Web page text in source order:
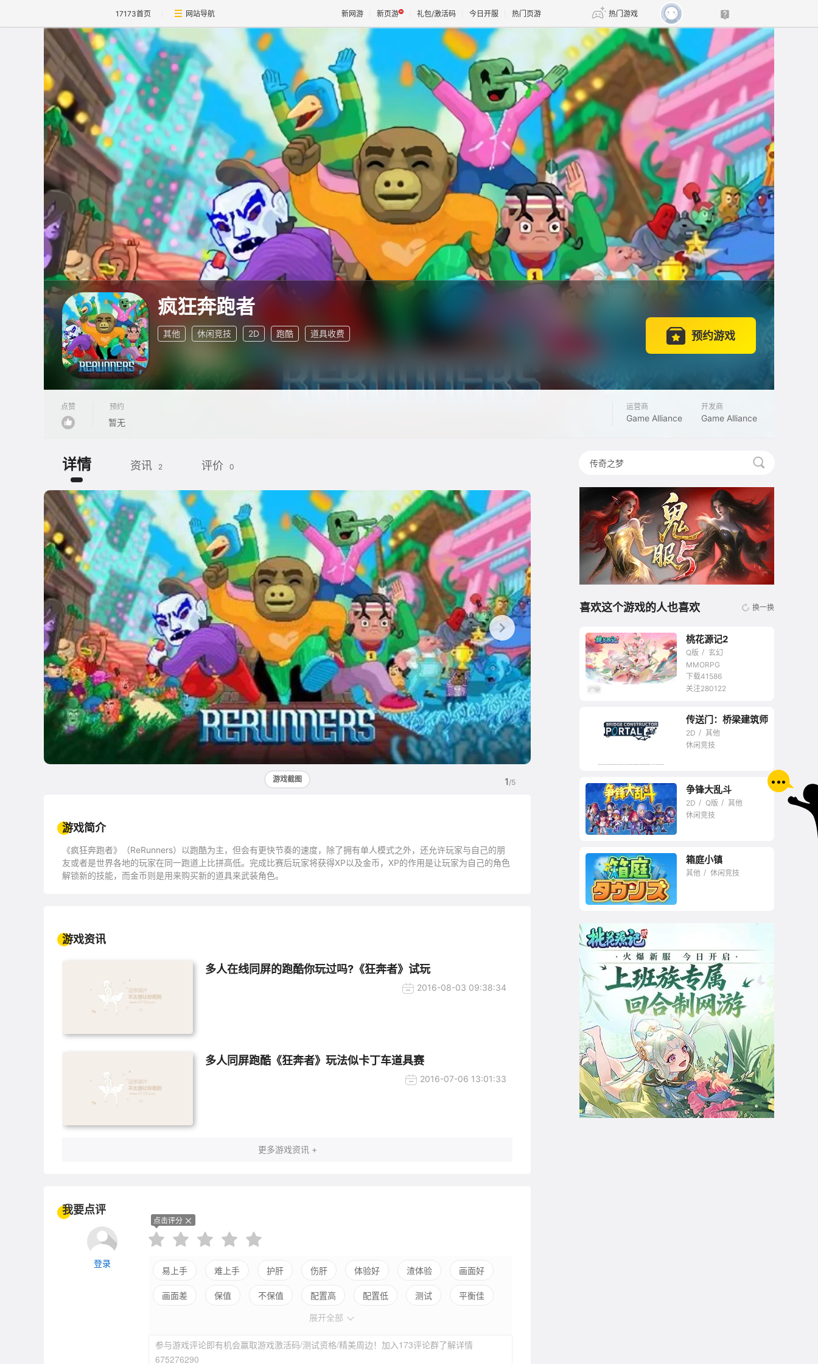
17173首页 网站导航 新网游 新页游 礼包/激活码 今日开服 热门页游 热门游戏
魔兽 DNF 传奇4
天堂 剑网3旗舰版 新天龙八部
王权与自由 诛仙世界 新仙侠5
疯狂奔跑者
其他 休闲竞技 2D 跑酷 道具收费 预约游戏
点赞 预约
暂无
运营商
Game Alliance
开发商
Game Alliance
详情 资讯 2 评价 0
1/5
游戏截图
游戏简介
《疯狂奔跑者》（ReRunners）以跑酷为主，但会有更快节奏的速度，除了拥有单人模式之外，还允许玩家与自己的朋
友或者是世界各地的玩家在同一跑道上比拼高低。完成比赛后玩家将获得XP以及金币，XP的作用是让玩家为自己的角色
解锁新的技能，而金币则是用来购买新的道具来武装角色。
游戏资讯
多人在线同屏的跑酷你玩过吗?《狂奔者》试玩
2016-08-03 09:38:34
多人同屏跑酷《狂奔者》玩法似卡丁车道具赛
2016-07-06 13:01:33
更多游戏资讯 +
我要点评
登录
点击评分
易上手 难上手 护肝 伤肝 体验好 渣体验 画面好
画面差 保值 不保值 配置高 配置低 测试 平衡佳
展开全部
参与游戏评论即有机会赢取游戏激活码/测试资格/精美周边！加入173评论群了解详情
675276290
喜欢这个游戏的人也喜欢 换一换
网游
桃花源记2
Q版
玄幻
MMORPG
下载41586
关注280122
传送门：桥梁建筑师
2D
其他
休闲竞技
争锋大乱斗
2D Q版
其他
休闲竞技
箱庭小镇
其他 休闲竞技